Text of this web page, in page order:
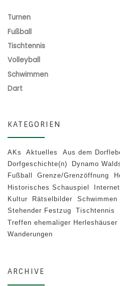
Turnen
Fußball
Tischtennis
Volleyball
Schwimmen
Dart
KATEGORIEN
AKs Aktuelles Aus dem
Dorfgeschichte(n)
Dynamo
Fußball
Grenze/Grenzöffnung
Historisches Schauspiel
Kultur
Rätselbilder Schwimmen
Stehender Festzug
Tischtennis
Treffen ehemaliger Herleshäuser
Wanderungen
ARCHIVE